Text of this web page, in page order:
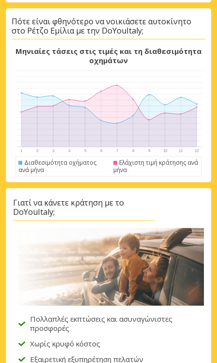
Πότε είναι φθηνότερο να νοικιάσετε αυτοκίνητο
στο Ρέτζο Εμίλια με την DoYouItaly;
Μηνιαίες τάσεις στις τιμές και τη διαθεσιμότητα
οχημάτων
Διαθεσιμότητα οχήματος
ανά μήνα
Ελάχιστη τιμή κράτησης ανά
μήνα
Γιατί να κάνετε κράτηση με το
DoYouItaly;
Πολλαπλές εκπτώσεις και ασυναγώνιστες
προσφορές
Χωρίς κρυφό κόστος
Εξαιρετική εξυπηρέτηση πελατών
Μεγάλες εξοικονομήσεις
Αποκτήστε πρόσβαση σε αποκλειστικές
προσφορές συνεργατών